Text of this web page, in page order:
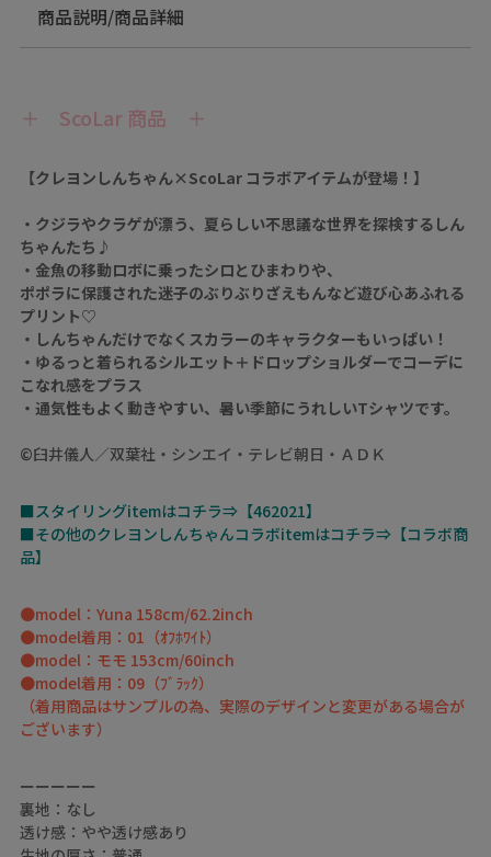
商品説明/商品詳細
＋ ScoLar 商品 ＋
【クレヨンしんちゃん×ScoLar コラボアイテムが登場！】
・クジラやクラゲが漂う、夏らしい不思議な世界を探検するしん
ちゃんたち♪
・金魚の移動ロボに乗ったシロとひまわりや、
ポポラに保護された迷子のぶりぶりざえもんなど遊び心あふれる
プリント♡
・しんちゃんだけでなくスカラーのキャラクターもいっぱい！
・ゆるっと着られるシルエット＋ドロップショルダーでコーデに
こなれ感をプラス
・通気性もよく動きやすい、暑い季節にうれしいTシャツです。
©臼井儀人／双葉社・シンエイ・テレビ朝日・ＡＤＫ
■スタイリングitemはコチラ⇒【462021】
■その他のクレヨンしんちゃんコラボitemはコチラ⇒【コラボ商
品】
●model：Yuna 158cm/62.2inch
●model着用：01（ｵﾌﾎﾜｲﾄ）
●model：モモ 153cm/60inch
●model着用：09（ﾌﾞﾗｯｸ）
（着用商品はサンプルの為、実際のデザインと変更がある場合が
ございます）
ーーーーー
裏地：なし
透け感：やや透け感あり